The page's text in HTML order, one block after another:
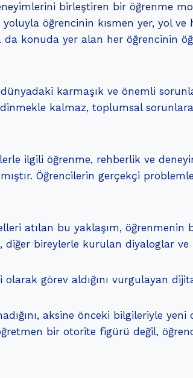
birleştiren bir öğrenme
öğrencinin kısmen yer, yol
da konuda yer alan her öğrencinin
karmaşık ve önemli
kalmaz, toplumsal
ilgili öğrenme, rehberlik ve
Öğrencilerin gerçekçi
atılan bu yaklaşım,
bireylerle kurulan diyaloglar ve
görev aldığını vurgulayan
aksine önceki bilgileriyle
bir otorite figürü değil,